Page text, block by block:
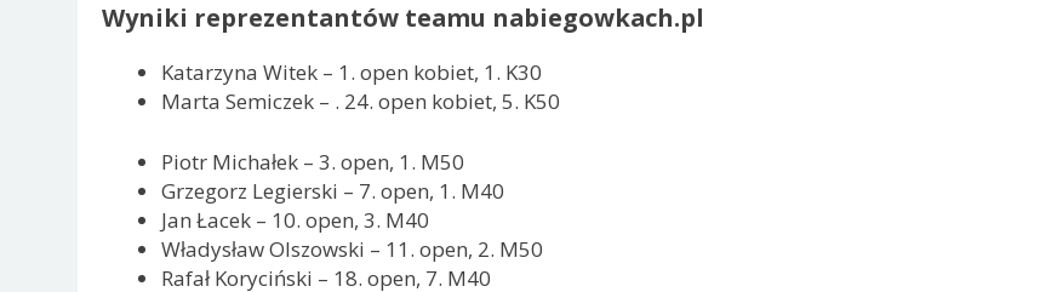
Wyniki reprezentantów teamu nabiegowkach.pl
Katarzyna Witek – 1. open kobiet, 1. K30
Marta Semiczek – . 24. open kobiet, 5. K50
Piotr Michałek – 3. open, 1. M50
Grzegorz Legierski – 7. open, 1. M40
Jan Łacek – 10. open, 3. M40
Władysław Olszowski – 11. open, 2. M50
Rafał Koryciński – 18. open, 7. M40